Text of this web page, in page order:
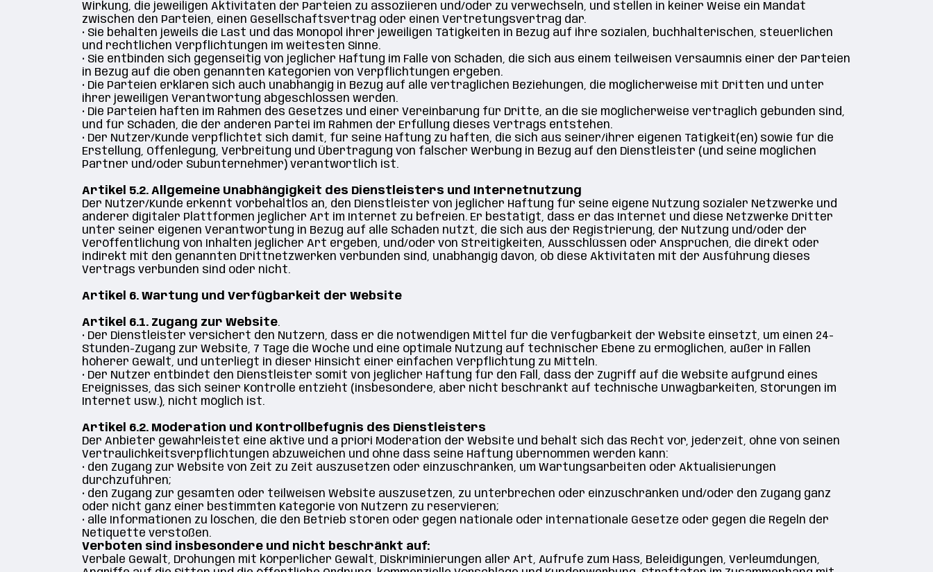
Wirkung, die jeweiligen Aktivitäten der Parteien zu assoziieren und/oder zu verwechseln, und stellen in keiner Weise ein Mandat
zwischen den Parteien, einen Gesellschaftsvertrag oder einen Vertretungsvertrag dar.
• Sie behalten jeweils die Last und das Monopol ihrer jeweiligen Tätigkeiten in Bezug auf ihre sozialen, buchhalterischen, steuerlichen
und rechtlichen Verpflichtungen im weitesten Sinne.
• Sie entbinden sich gegenseitig von jeglicher Haftung im Falle von Schäden, die sich aus einem teilweisen Versäumnis einer der Parteien
in Bezug auf die oben genannten Kategorien von Verpflichtungen ergeben.
• Die Parteien erklären sich auch unabhängig in Bezug auf alle vertraglichen Beziehungen, die möglicherweise mit Dritten und unter
ihrer jeweiligen Verantwortung abgeschlossen werden.
• Die Parteien haften im Rahmen des Gesetzes und einer Vereinbarung für Dritte, an die sie möglicherweise vertraglich gebunden sind,
und für Schäden, die der anderen Partei im Rahmen der Erfüllung dieses Vertrags entstehen.
• Der Nutzer/Kunde verpflichtet sich damit, für seine Haftung zu haften, die sich aus seiner/ihrer eigenen Tätigkeit(en) sowie für die
Erstellung, Offenlegung, Verbreitung und Übertragung von falscher Werbung in Bezug auf den Dienstleister (und seine möglichen
Partner und/oder Subunternehmer) verantwortlich ist.
Artikel 5.2. Allgemeine Unabhängigkeit des Dienstleisters und Internetnutzung
Der Nutzer/Kunde erkennt vorbehaltlos an, den Dienstleister von jeglicher Haftung für seine eigene Nutzung sozialer Netzwerke und
anderer digitaler Plattformen jeglicher Art im Internet zu befreien. Er bestätigt, dass er das Internet und diese Netzwerke Dritter
unter seiner eigenen Verantwortung in Bezug auf alle Schäden nutzt, die sich aus der Registrierung, der Nutzung und/oder der
Veröffentlichung von Inhalten jeglicher Art ergeben, und/oder von Streitigkeiten, Ausschlüssen oder Ansprüchen, die direkt oder
indirekt mit den genannten Drittnetzwerken verbunden sind, unabhängig davon, ob diese Aktivitäten mit der Ausführung dieses
Vertrags verbunden sind oder nicht.
Artikel 6. Wartung und Verfügbarkeit der Website
Artikel 6.1. Zugang zur Website.
• Der Dienstleister versichert den Nutzern, dass er die notwendigen Mittel für die Verfügbarkeit der Website einsetzt, um einen 24-
Stunden-Zugang zur Website, 7 Tage die Woche und eine optimale Nutzung auf technischer Ebene zu ermöglichen, außer in Fällen
höherer Gewalt, und unterliegt in dieser Hinsicht einer einfachen Verpflichtung zu Mitteln.
• Der Nutzer entbindet den Dienstleister somit von jeglicher Haftung für den Fall, dass der Zugriff auf die Website aufgrund eines
Ereignisses, das sich seiner Kontrolle entzieht (insbesondere, aber nicht beschränkt auf technische Unwägbarkeiten, Störungen im
Internet usw.), nicht möglich ist.
Artikel 6.2. Moderation und Kontrollbefugnis des Dienstleisters
Der Anbieter gewährleistet eine aktive und a priori Moderation der Website und behält sich das Recht vor, jederzeit, ohne von seinen
Vertraulichkeitsverpflichtungen abzuweichen und ohne dass seine Haftung übernommen werden kann:
• den Zugang zur Website von Zeit zu Zeit auszusetzen oder einzuschränken, um Wartungsarbeiten oder Aktualisierungen
durchzuführen;
• den Zugang zur gesamten oder teilweisen Website auszusetzen, zu unterbrechen oder einzuschränken und/oder den Zugang ganz
oder nicht ganz einer bestimmten Kategorie von Nutzern zu reservieren;
• alle Informationen zu löschen, die den Betrieb stören oder gegen nationale oder internationale Gesetze oder gegen die Regeln der
Netiquette verstoßen.
Verboten sind insbesondere und nicht beschränkt auf:
Verbale Gewalt, Drohungen mit körperlicher Gewalt, Diskriminierungen aller Art, Aufrufe zum Hass, Beleidigungen, Verleumdungen,